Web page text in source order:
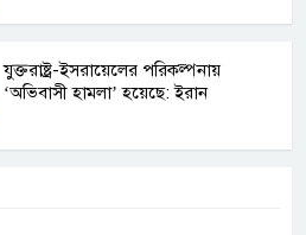
যুক্তরাষ্ট্র-ইসরায়েলের পরিকল্পনায়
‘অভিবাসী হামলা’ হয়েছে: ইরান